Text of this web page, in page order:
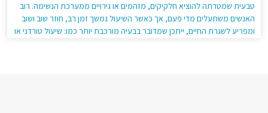
טבעית שמטרתה להוציא חלקיקים, מזהמים או גירויים ממערכת הנשימה. רוב
האנשים משתעלים מדי פעם, אך כאשר השיעול נמשך זמן רב, חוזר שוב ושוב
ומפריע לשגרת החיים, ייתכן שמדובר בבעיה מורכבת יותר כמו: שיעול טורדני או